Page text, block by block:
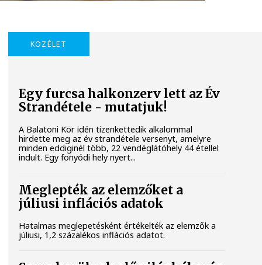
KÖZÉLET
Egy furcsa halkonzerv lett az Év
Strandétele - mutatjuk!
A Balatoni Kör idén tizenkettedik alkalommal
hirdette meg az év strandétele versenyt, amelyre
minden eddiginél több, 22 vendéglátóhely 44 étellel
indult. Egy fonyódi hely nyert...
Meglepték az elemzőket a
júliusi inflációs adatok
Hatalmas meglepetésként értékelték az elemzők a
júliusi, 1,2 százalékos inflációs adatot.